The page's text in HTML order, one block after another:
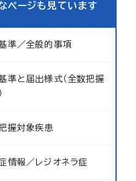
ページも見ています
準／全般的事項
準と届出様式（全数把握
握対象疾患
情報／レジオネラ症